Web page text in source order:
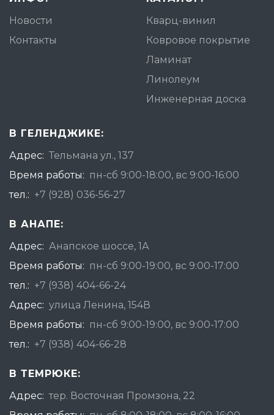
Новости
Контакты
Кварц-винил
Ковровое покрытие
Ламинат
Линолеум
Инженерная доска
В ГЕЛЕНДЖИКЕ:
Адрес: Тельмана ул., 137
Время работы: пн-сб 9:00-18:00, вс 9:00-16:00
тел.: +7 (928) 036-56-27
В АНАПЕ:
Адрес: Анапское шоссе, 1А
Время работы: пн-сб 9:00-19:00, вс 9:00-17:00
тел.: +7 (938) 404-66-24
Адрес: улица Ленина, 154В
Время работы: пн-сб 9:00-19:00, вс 9:00-17:00
тел.: +7 (938) 404-66-28
В ТЕМРЮКЕ:
Адрес: тер. Восточная Промзона, 22